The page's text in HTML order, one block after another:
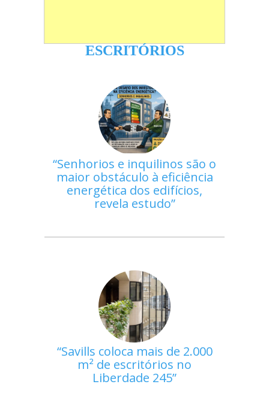
ESCRITÓRIOS
Senhorios e inquilinos são o
maior obstáculo à eficiência
energética dos edifícios,
revela estudo
Savills coloca mais de 2.000
m² de escritórios no
Liberdade 245